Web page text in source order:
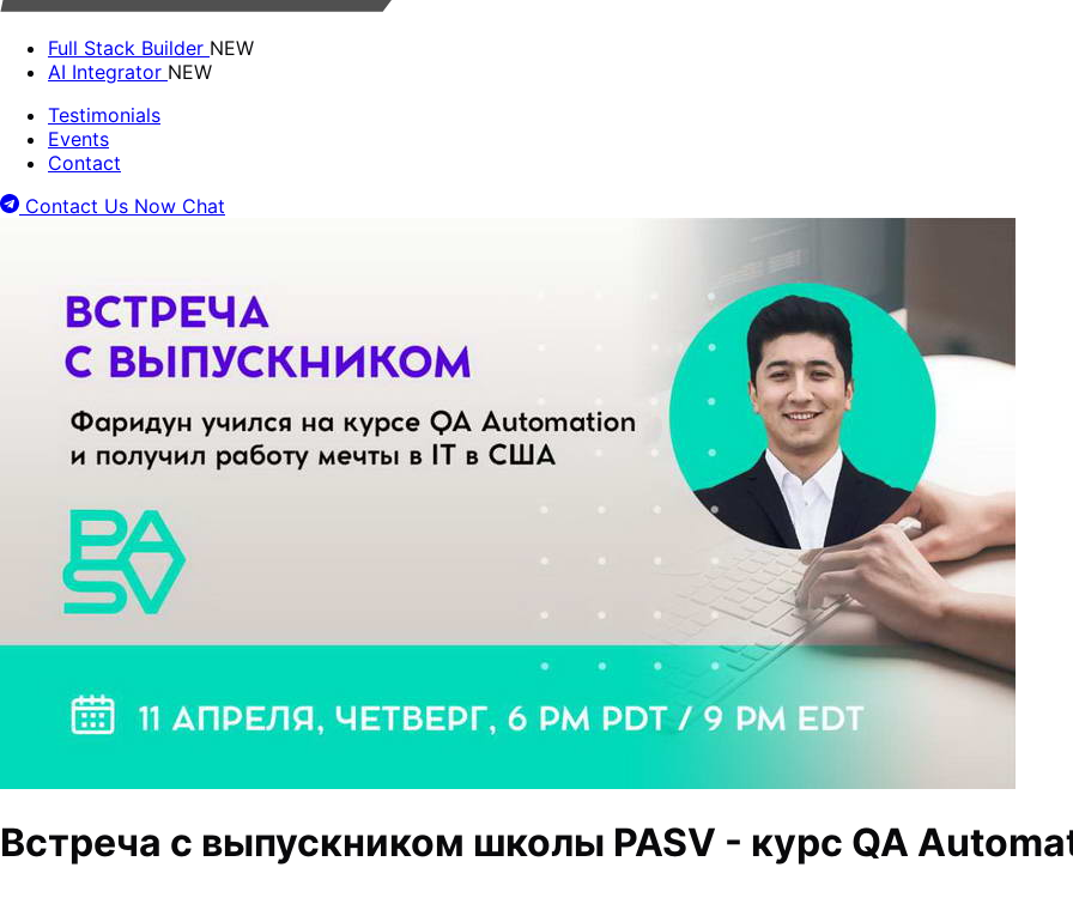
Full Stack Builder NEW
AI Integrator NEW
Testimonials
Events
Contact
Contact Us Now Chat
Встреча с выпускником школы PASV - курс QA